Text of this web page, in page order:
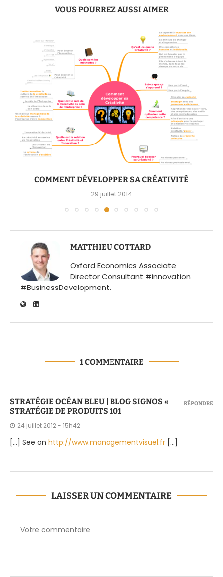
VOUS POURREZ AUSSI AIMER
COMMENT DÉVELOPPER SA CRÉATIVITÉ
29 juillet 2014
MATTHIEU COTTARD
Oxford Economics Associate
Director Consultant #innovation
#BusinessDevelopment.
1 COMMENTAIRE
STRATÉGIE OCÉAN BLEU | BLOG SIGNOS «
STRATÉGIE DE PRODUITS 101
24 juillet 2012 - 15h42
[…] See on http://www.managementvisuel.fr […]
RÉPONDRE
LAISSER UN COMMENTAIRE